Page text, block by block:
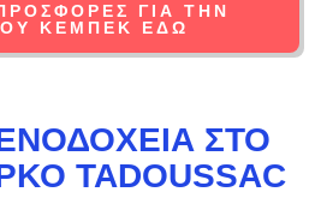
ΓΙΑ ΤΗΝ
ΚΕΜΠΈΚ ΕΔΏ
ΣΤΟ
TADOUSSAC